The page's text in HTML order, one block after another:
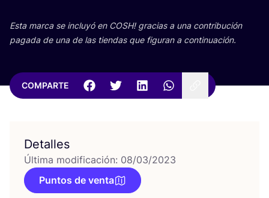
Esta mar­ca se inclu­yó en COSH! gra­cias a una con­tri­bu­ción
paga­da de una de las tien­das que figu­ran a continuación.
COMPARTE
Detalles
Última modificación: 08/03/2023
Puntos de venta